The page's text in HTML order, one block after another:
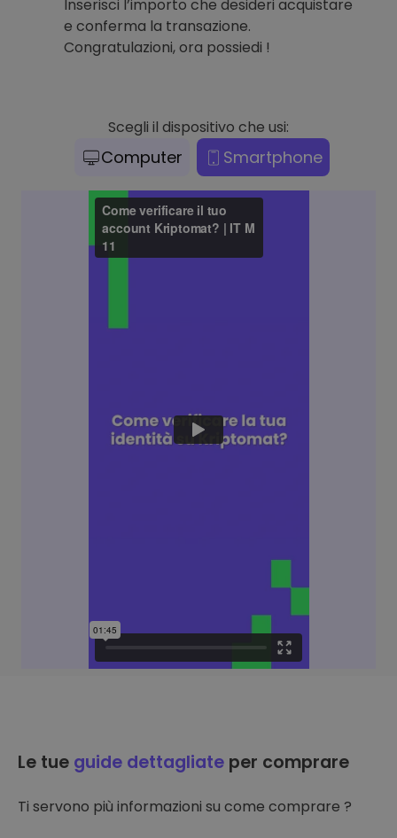
Inserisci l’importo che desideri acquistare
e conferma la transazione.
Congratulazioni, ora possiedi !
Scegli il dispositivo che usi:
Computer Smartphone
Le tue guide dettagliate per comprare
Ti servono più informazioni su come comprare ?